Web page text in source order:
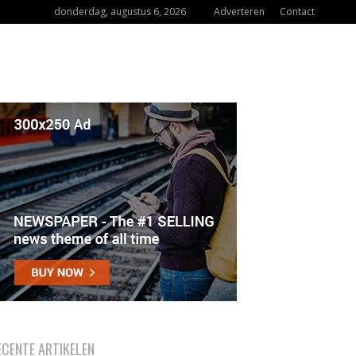
donderdag, augustus 6, 2026 Adverteren Contact
ARTIKELEN